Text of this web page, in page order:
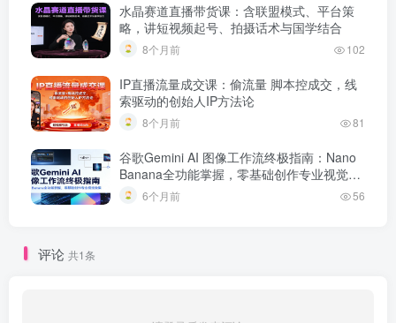
水晶赛道直播带货课：含联盟模式、平台策
略，讲短视频起号、拍摄话术与国学结合
8个月前 102
IP直播流量成交课：偷流量 脚本控成交，线
索驱动的创始人IP方法论
8个月前 81
谷歌Gemini AI 图像工作流终极指南：Nano
Banana全功能掌握，零基础创作专业视觉效
果
6个月前 56
评论 共1条